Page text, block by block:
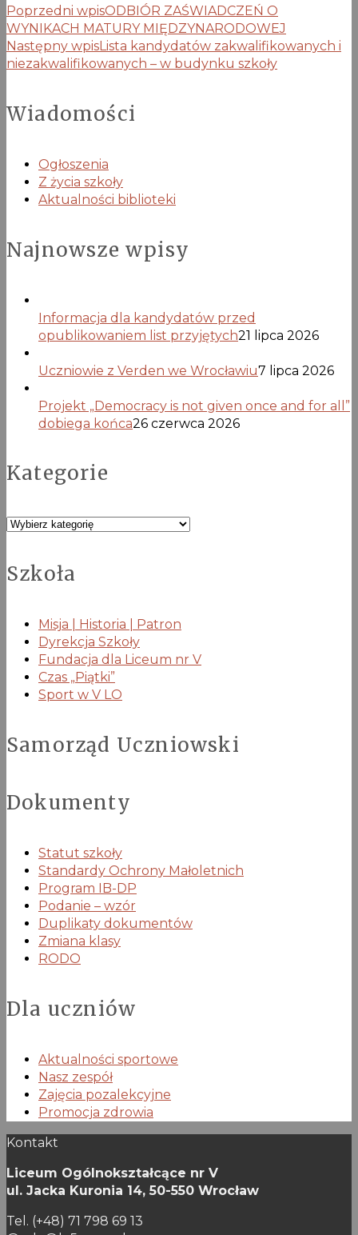
Poprzedni wpisODBIÓR ZAŚWIADCZEŃ O
WYNIKACH MATURY MIĘDZYNARODOWEJ
Następny wpisLista kandydatów zakwalifikowanych i
niezakwalifikowanych – w budynku szkoły
Wiadomości
Ogłoszenia
Z życia szkoły
Aktualności biblioteki
Najnowsze wpisy
Informacja dla kandydatów przed
opublikowaniem list przyjętych21 lipca 2026
Uczniowie z Verden we Wrocławiu7 lipca 2026
Projekt „Democracy is not given once and for all”
dobiega końca26 czerwca 2026
Kategorie
Kategorie
Szkoła
Misja | Historia | Patron
Dyrekcja Szkoły
Fundacja dla Liceum nr V
Czas „Piątki”
Sport w V LO
Samorząd Uczniowski
Dokumenty
Statut szkoły
Standardy Ochrony Małoletnich
Program IB-DP
Podanie – wzór
Duplikaty dokumentów
Zmiana klasy
RODO
Dla uczniów
Aktualności sportowe
Nasz zespół
Zajęcia pozalekcyjne
Promocja zdrowia
Kontakt
Liceum Ogólnokształcące nr V
ul. Jacka Kuronia 14, 50-550 Wrocław
Tel. (+48) 71 798 69 13